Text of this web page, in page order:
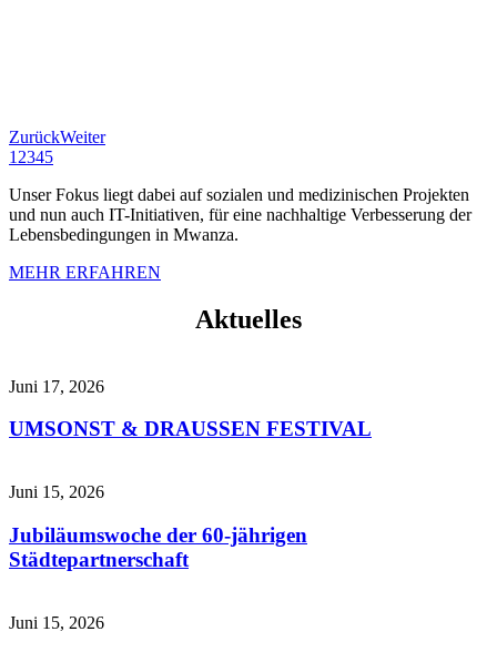
ZurückWeiter
1 2345
Unser Fokus liegt dabei auf sozialen und medizinischen Projekten
und nun auch IT-Initiativen, für eine nachhaltige Verbesserung der
Lebensbedingungen in Mwanza.
MEHR ERFAHREN
Aktuelles
Juni 17, 2026
UMSONST & DRAUSSEN FESTIVAL
Juni 15, 2026
Jubiläumswoche der 60-jährigen
Städtepartnerschaft
Juni 15, 2026